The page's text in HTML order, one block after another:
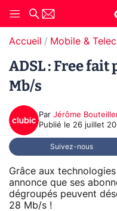
Accueil Mobile &
ADSL : Free fait
Mb/s
Par Jérôme
Publié le 26 juillet
Suivez-nous
Grâce aux
annonce que ses
dégroupés peuvent
28 Mb/s !